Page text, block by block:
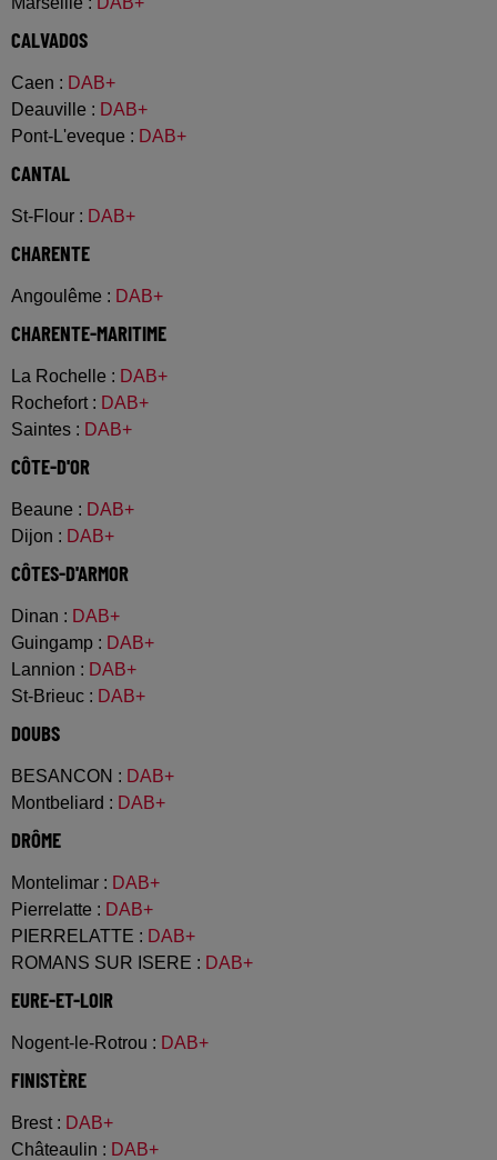
CALVADOS
Caen : DAB+
Deauville : DAB+
Pont-L'eveque : DAB+
CANTAL
St-Flour : DAB+
CHARENTE
Angoulême : DAB+
CHARENTE-MARITIME
La Rochelle : DAB+
Rochefort: DAB+
Saintes : DAB+
CÔTE-D'OR
Beaune : DAB+
Dijon : DAB+
CÔTES-D'ARMOR
Dinan : DAB+
Guingamp : DAB+
Lannion : DAB+
St-Brieuc : DAB+
DOUBS
BESANCON : DAB+
Montbeliard : DAB+
DRÔME
Montelimar : DAB+
Pierrelatte : DAB+
PIERRELATTE : DAB+
ROMANS SUR ISERE : DAB+
EURE-ET-LOIR
Nogent-le-Rotrou : DAB+
FINISTÈRE
Brest: DAB+
Châteaulin : DAB+